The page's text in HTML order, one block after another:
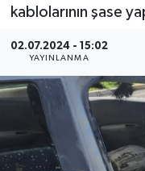
kablolarının şase
02.07.2024 - 15:02
YAYINLANMA
Ekonomi
Gazipaşa
Haber Arşivi